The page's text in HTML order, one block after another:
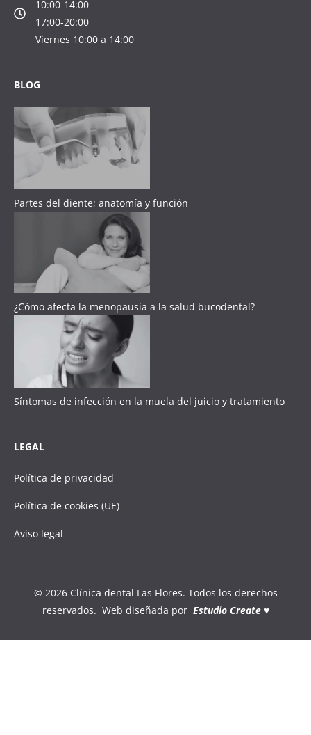
10:00-14:00
17:00-20:00
Viernes 10:00 a 14:00
BLOG
Partes del diente; anatomía y función
¿Cómo afecta la menopausia a la salud bucodental?
Síntomas de infección en la muela del juicio y tratamiento
LEGAL
Política de privacidad
Política de cookies (UE)
Aviso legal
© 2026 Clínica dental Las Flores. Todos los derechos
reservados. Web diseñada por Estudio Create♥